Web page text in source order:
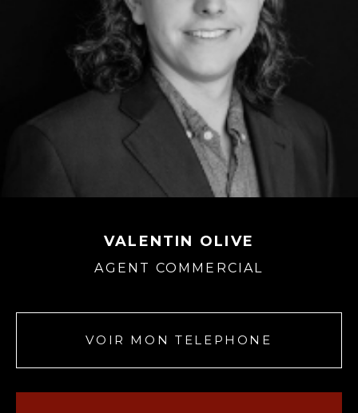
VALENTIN OLIVE
AGENT COMMERCIAL
VOIR MON TELEPHONE